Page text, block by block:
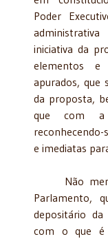
Poder
iniciativa da
elementos e
apurados, que
da proposta,
que com a
reconhecendo-
e imediatas
Não
Parlamento,
depositário da
com o que é